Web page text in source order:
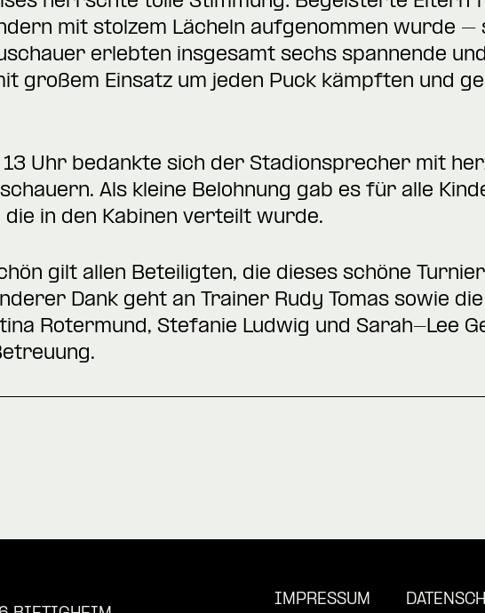
mit stolzem Lächeln aufgenommen wurde –
erlebten insgesamt sechs spannende
großem Einsatz um jeden Puck kämpften und
13 Uhr bedankte sich der Stadionsprecher mit
Als kleine Belohnung gab es für alle
in den Kabinen verteilt wurde.
gilt allen Beteiligten, die dieses schöne
Dank geht an Trainer Rudy Tomas sowie
Rotermund, Stefanie Ludwig und Sarah-Lee
IMPRESSUM